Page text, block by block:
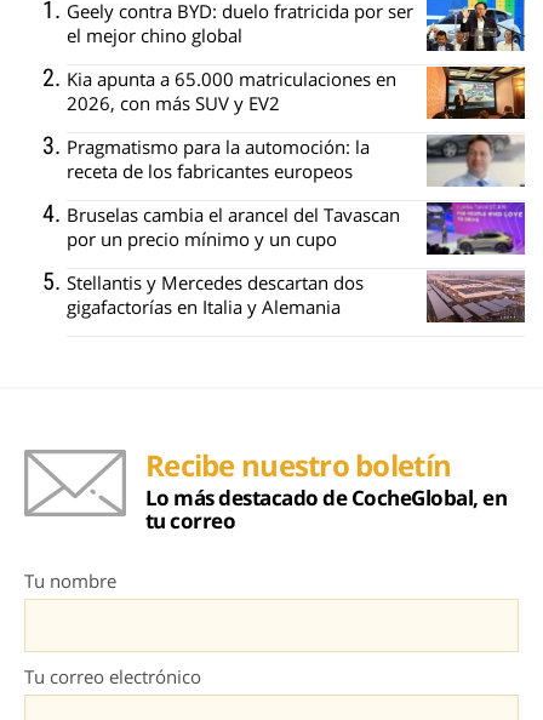
Geely contra BYD: duelo fratricida por ser
el mejor chino global
Kia apunta a 65.000 matriculaciones en
2026, con más SUV y EV2
Pragmatismo para la automoción: la
receta de los fabricantes europeos
Bruselas cambia el arancel del Tavascan
por un precio mínimo y un cupo
Stellantis y Mercedes descartan dos
gigafactorías en Italia y Alemania
Recibe nuestro boletín
Lo más destacado de CocheGlobal, en
tu correo
Tu nombre
Tu correo electrónico